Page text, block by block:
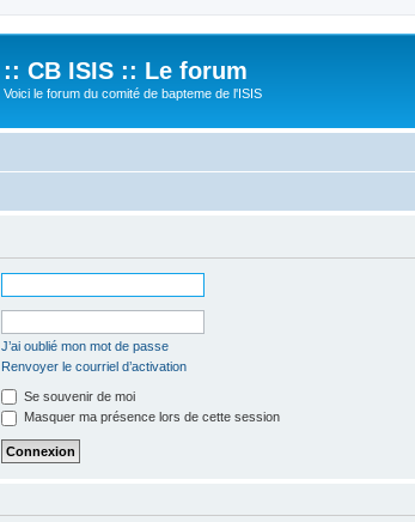
:: CB ISIS :: Le forum
Voici le forum du comité de bapteme de l'ISIS
J’ai oublié mon mot de passe
Renvoyer le courriel d’activation
Se souvenir de moi
Masquer ma présence lors de cette session